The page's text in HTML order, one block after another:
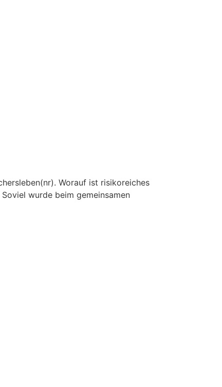
Worauf ist risikoreiches
wurde beim gemeinsamen